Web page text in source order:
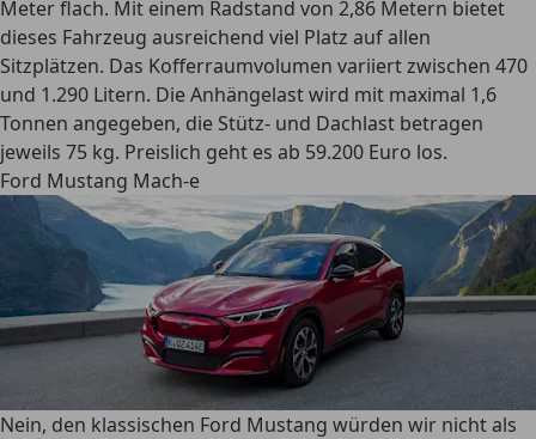
Meter flach. Mit einem Radstand von 2,86 Metern bietet
dieses Fahrzeug ausreichend viel Platz auf allen
Sitzplätzen. Das Kofferraumvolumen variiert zwischen 470
und 1.290 Litern. Die Anhängelast wird mit maximal 1,6
Tonnen angegeben, die Stütz- und Dachlast betragen
jeweils 75 kg. Preislich geht es ab 59.200 Euro los.
Ford Mustang Mach-e
Nein, den klassischen Ford Mustang würden wir nicht als